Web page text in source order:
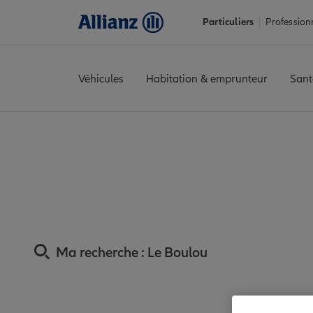
Particuliers
Véhicules Habitation & emprunteur
Ma recherche : Le Boulou